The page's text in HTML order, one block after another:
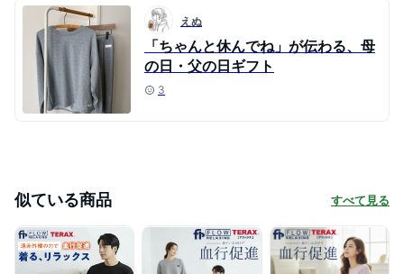
えぬ
「ちゃんと休んでね」が伝わる、母
の日・父の日ギフト
3
似ている商品 すべて見る